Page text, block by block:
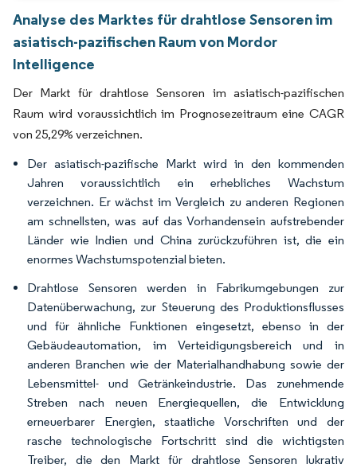
Analyse des Marktes für drahtlose Sensoren im
asiatisch-pazifischen Raum von Mordor
Intelligence
Der Markt für drahtlose Sensoren im asiatisch-pazifischen
Raum wird voraussichtlich im Prognosezeitraum eine CAGR
von 25,29% verzeichnen.
Der asiatisch-pazifische Markt wird in den kommenden
Jahren voraussichtlich ein erhebliches Wachstum
verzeichnen. Er wächst im Vergleich zu anderen Regionen
am schnellsten, was auf das Vorhandensein aufstrebender
Länder wie Indien und China zurückzuführen ist, die ein
enormes Wachstumspotenzial bieten.
Drahtlose Sensoren werden in Fabrikumgebungen zur
Datenüberwachung, zur Steuerung des Produktionsflusses
und für ähnliche Funktionen eingesetzt, ebenso in der
Gebäudeautomation, im Verteidigungsbereich und in
anderen Branchen wie der Materialhandhabung sowie der
Lebensmittel- und Getränkeindustrie. Das zunehmende
Streben nach neuen Energiequellen, die Entwicklung
erneuerbarer Energien, staatliche Vorschriften und der
rasche technologische Fortschritt sind die wichtigsten
Treiber, die den Markt für drahtlose Sensoren lukrativ